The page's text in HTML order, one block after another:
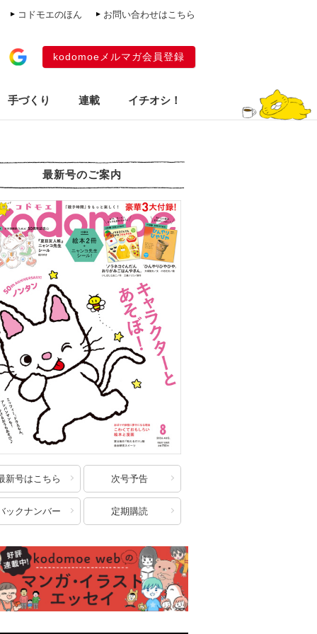
コドモエのほん お問い合わせはこちら
kodomoeメルマガ会員登録
手づくり 連載 イチオシ！
最新号のご案内
新号はこちら 次号予告
ックナンバー 定期購読